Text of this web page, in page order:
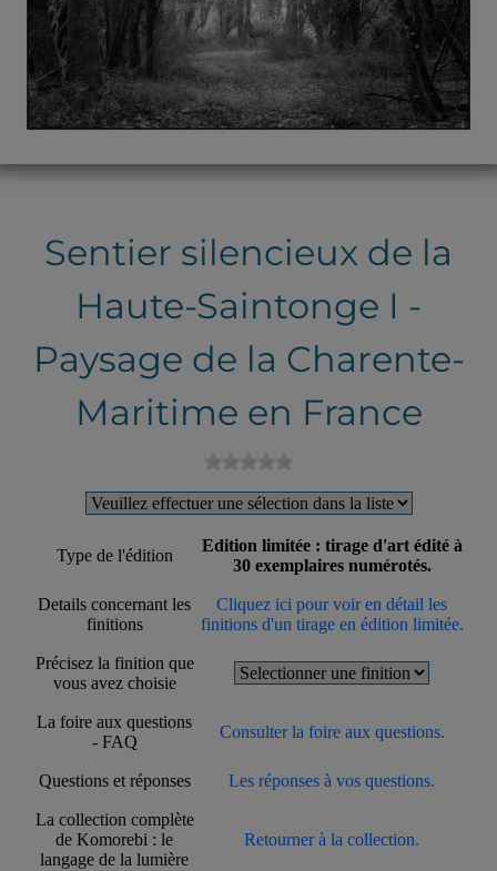
Sentier silencieux de la
Haute-Saintonge I -
Paysage de la Charente-
Maritime en France
Type de l'édition
Edition limitée : tirage d'art édité à
30 exemplaires numérotés.
Details concernant les
finitions
Cliquez ici pour voir en détail les
finitions d'un tirage en édition limitée.
Précisez la finition que
vous avez choisie
La foire aux questions
- FAQ
Consulter la foire aux questions.
Questions et réponses Les réponses à vos questions.
La collection complète
de Komorebi : le
langage de la lumière
Retourner à la collection.